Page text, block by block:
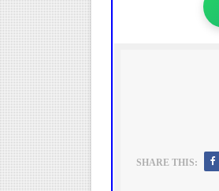
SHARE THIS: